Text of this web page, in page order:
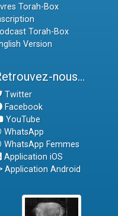
Torah-Box
Torah-Box
Version
nous...
Twitter
Facebook
YouTube
WhatsApp
WhatsApp Femmes
Application iOS
Application Android